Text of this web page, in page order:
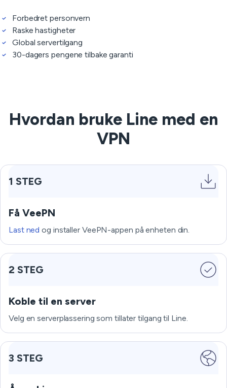
Forbedret personvern
Raske hastigheter
Global servertilgang
30-dagers pengene tilbake garanti
Hvordan bruke Line med en
VPN
1 STEG
Få VeePN
Last ned og installer VeePN-appen på enheten din.
2 STEG
Koble til en server
Velg en serverplassering som tillater tilgang til Line.
3 STEG